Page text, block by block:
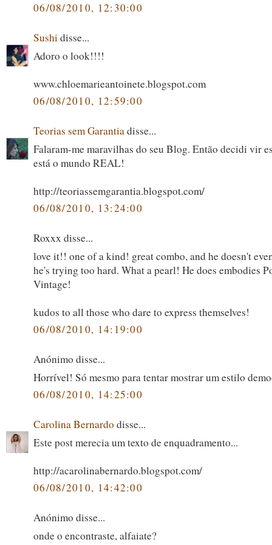
06/08/2010, 12:30:00
Sushidisse...
Adoro o look!!!!
www.chloemarieantoinete.blogspot.com
06/08/2010, 12:59:00
Teorias sem Garantiadisse...
Falaram-me maravilhas do seu Blog. Então decidi vir
está o mundo REAL!
http://teoriassemgarantia.blogspot.com/
06/08/2010, 13:24:00
Roxxx disse...
love it!! one of a kind! great combo, and he doesn't
he's trying too hard. What a pearl! He does embodies
Vintage!
kudos to all those who dare to express themselves!
06/08/2010, 14:19:00
Anónimo disse...
Horrível! Só mesmo para tentar mostrar um estilo
06/08/2010, 14:25:00
Carolina Bernardo disse...
Este post merecia um texto de enquadramento...
http://acarolinabernardo.blogspot.com/
06/08/2010, 14:42:00
Anónimo disse...
onde o encontraste, alfaiate?